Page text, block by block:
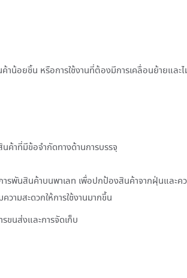
อยชิ้น หรือการใช้งานที่ต้องมีการเคลื่อนย้ายและ
ค้าที่มีข้อจำกัดทางด้านการบรรจุ
พันสินค้าบนพาเลท เพื่อปกป้องสินค้าจากฝุ่นและค
วามสะดวกให้การใช้งานมากขึ้น
ขนส่งและการจัดเก็บ